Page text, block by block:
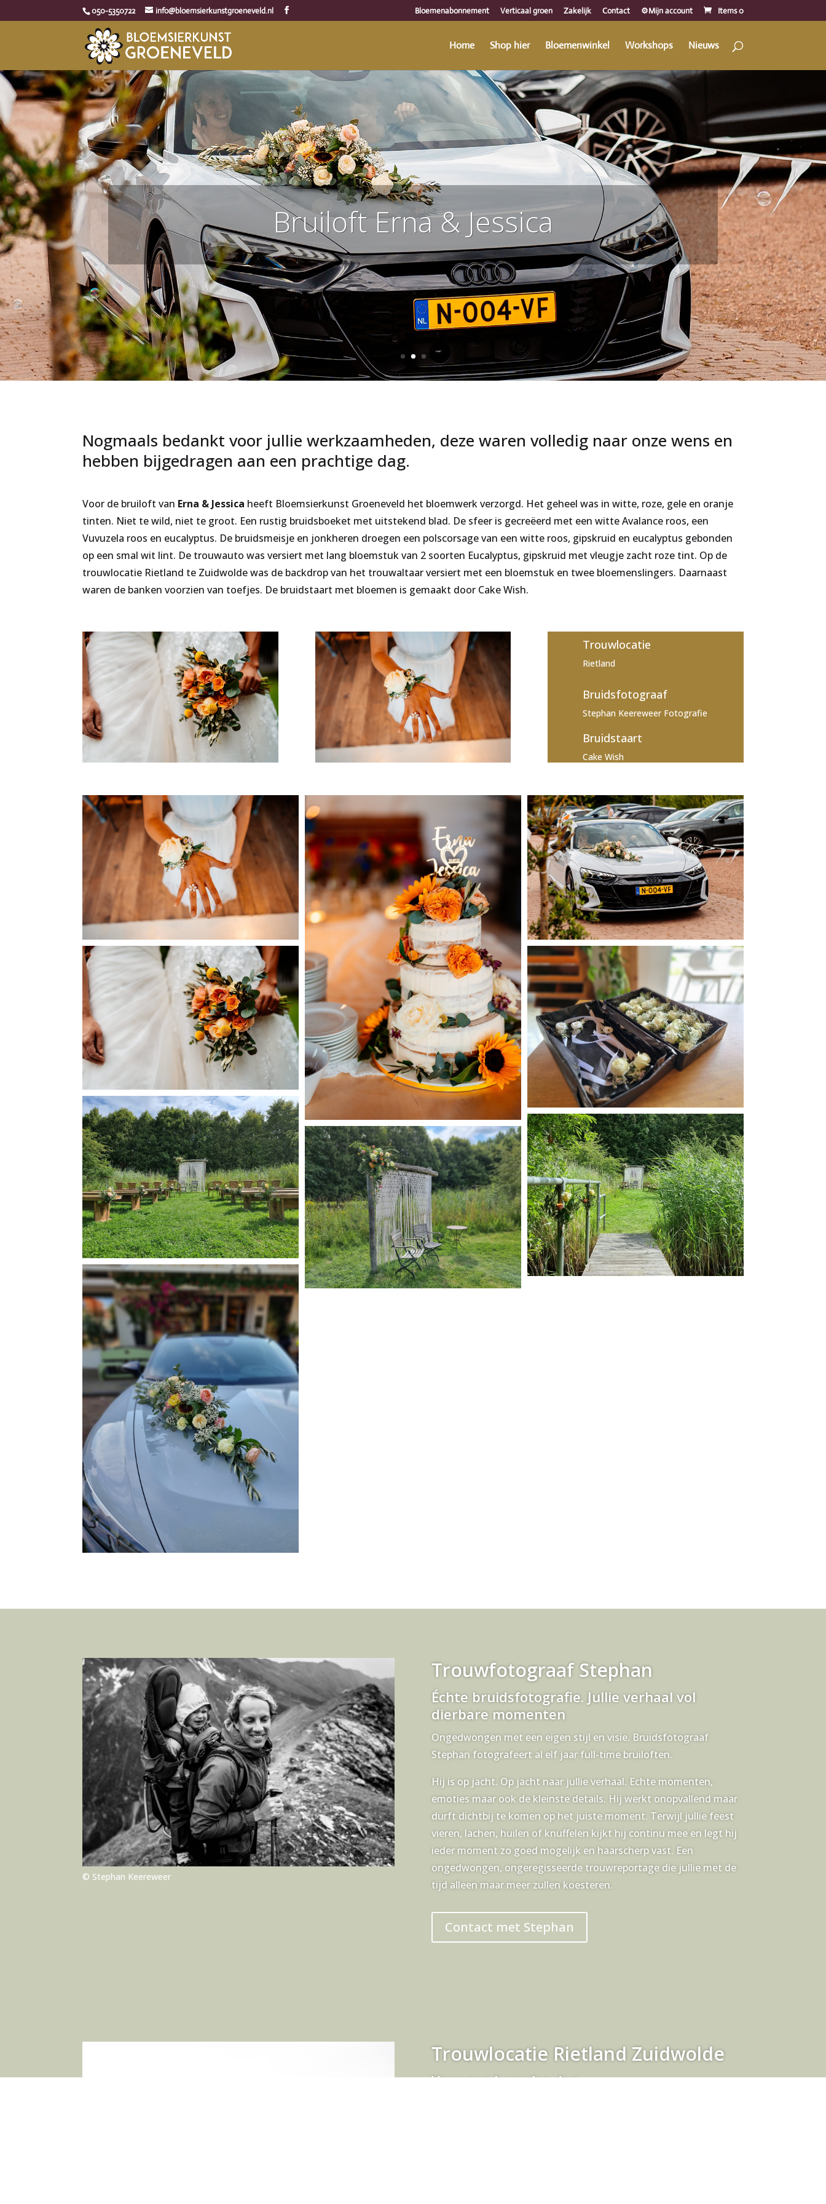
050-5350722 info@bloemsierkunstgroeneveld.nl Bloemenabonnement Verticaal groen Zakelijk Contact ⚙️Mijn account Items 0
Home Shop hier Bloemenwinkel Workshops Nieuws
Bruiloft Erna & Jessica
Nogmaals bedankt voor jullie werkzaamheden, deze waren volledig naar onze wens en
hebben bijgedragen aan een prachtige dag.
Voor de bruiloft van Erna & Jessica heeft Bloemsierkunst Groeneveld het bloemwerk verzorgd. Het geheel was in witte, roze, gele en oranje
tinten. Niet te wild, niet te groot. Een rustig bruidsboeket met uitstekend blad. De sfeer is gecreëerd met een witte Avalance roos, een
Vuvuzela roos en eucalyptus. De bruidsmeisje en jonkheren droegen een polscorsage van een witte roos, gipskruid en eucalyptus gebonden
op een smal wit lint. De trouwauto was versiert met lang bloemstuk van 2 soorten Eucalyptus, gipskruid met vleugje zacht roze tint. Op de
trouwlocatie Rietland te Zuidwolde was de backdrop van het trouwaltaar versiert met een bloemstuk en twee bloemenslingers. Daarnaast
waren de banken voorzien van toefjes. De bruidstaart met bloemen is gemaakt door Cake Wish.
Trouwlocatie
Rietland
Bruidsfotograaf
Stephan Keereweer Fotografie
Bruidstaart
Cake Wish
© Stephan Keereweer
Trouwfotograaf Stephan
Échte bruidsfotografie. Jullie verhaal vol
dierbare momenten
Ongedwongen met een eigen stijl en visie. Bruidsfotograaf
Stephan fotografeert al elf jaar full-time bruiloften.
Hij is op jacht. Op jacht naar jullie verhaal. Echte momenten,
emoties maar ook de kleinste details. Hij werkt onopvallend maar
durft dichtbij te komen op het juiste moment. Terwijl jullie feest
vieren, lachen, huilen of knuffelen kijkt hij continu mee en legt hij
ieder moment zo goed mogelijk en haarscherp vast. Een
ongedwongen, ongeregisseerde trouwreportage die jullie met de
tijd alleen maar meer zullen koesteren.
Contact met Stephan
Trouwlocatie Rietland Zuidwolde
Voor een hemelse dag